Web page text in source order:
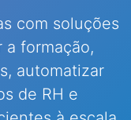
com soluções
a formação,
automatizar
de RH e